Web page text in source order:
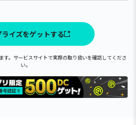
ライズをゲットする
。サービスサイトで実際の取り扱いを確認してくださ
い。